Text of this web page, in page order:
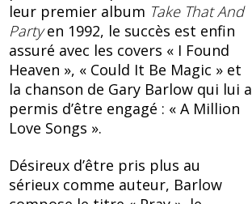
leur premier album Take That And
Partyen 1992, le succès est enfin
assuré avec les covers « I Found
Heaven », « Could It Be Magic » et
la chanson de Gary Barlow qui lui a
permis d’être engagé : « A Million
Love Songs ».
Désireux d’être pris plus au
sérieux comme auteur, Barlow